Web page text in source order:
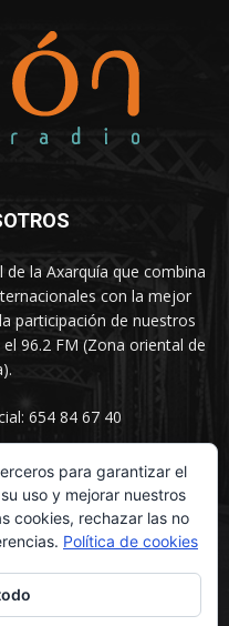
la Axarquía que combina
con la mejor
participación de nuestros
96.2 FM (Zona oriental de
654 84 67 40
para garantizar el
uso y mejorar nuestros
cookies, rechazar las no
Política de cookies